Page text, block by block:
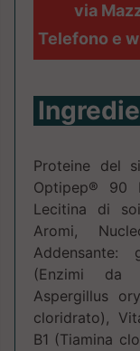
via
Telefono e
Proteine del
Optipep® 90
Lecitina di
Aromi,
Addensante:
(Enzimi da
Aspergillus
cloridrato),
B1 (Tiamina